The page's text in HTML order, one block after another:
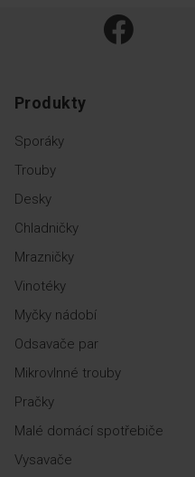
Produkty
Sporáky
Trouby
Desky
Chladničky
Mrazničky
Vinotéky
Myčky nádobí
Odsavače par
Mikrovlnné trouby
Pračky
Malé domácí spotřebiče
Vysavače